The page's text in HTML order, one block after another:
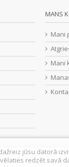
MANS
Mani
Mani
jūsu datorā
redzēt savā